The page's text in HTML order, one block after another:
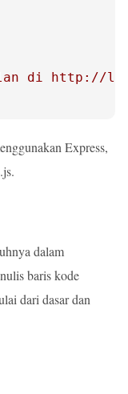
di http://
Express,
dalam
baris kode
dari dasar dan